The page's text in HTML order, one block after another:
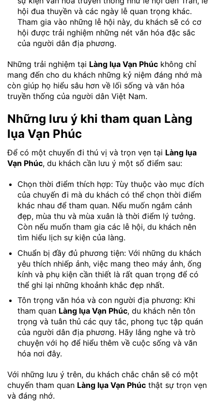
hội đua thuyền và các ngày lễ quan trọng khác.
Tham gia vào những lễ hội này, du khách sẽ có cơ
hội được trải nghiệm những nét văn hóa đặc sắc
của người dân địa phương.
Những trải nghiệm tại Làng lụa Vạn Phúc không chỉ
mang đến cho du khách những kỷ niệm đáng nhớ mà
còn giúp họ hiểu sâu hơn về lối sống và văn hóa
truyền thống của người dân Việt Nam.
Những lưu ý khi tham quan Làng
lụa Vạn Phúc
Để có một chuyến đi thú vị và trọn vẹn tại Làng lụa
Vạn Phúc, du khách cần lưu ý một số điểm sau:
Chọn thời điểm thích hợp: Tùy thuộc vào mục đích
của chuyến đi mà du khách có thể chọn thời điểm
khác nhau để tham quan. Nếu muốn ngắm cảnh
đẹp, mùa thu và mùa xuân là thời điểm lý tưởng.
Còn nếu muốn tham gia các lễ hội, du khách nên
tìm hiểu lịch sự kiện của làng.
Chuẩn bị đầy đủ phương tiện: Với những du khách
yêu thích nhiếp ảnh, việc mang theo máy ảnh, ống
kính và phụ kiện cần thiết là rất quan trọng để có
thể ghi lại những khoảnh khắc đẹp nhất.
Tôn trọng văn hóa và con người địa phương: Khi
tham quan Làng lụa Vạn Phúc, du khách nên tôn
trọng và tuân thủ các quy tắc, phong tục tập quán
của người dân địa phương. Hãy lắng nghe và trò
chuyện với họ để hiểu thêm về cuộc sống và văn
hóa nơi đây.
Với những lưu ý trên, du khách chắc chắn sẽ có một
chuyến tham quan Làng lụa Vạn Phúc thật sự trọn vẹn
và đáng nhớ.